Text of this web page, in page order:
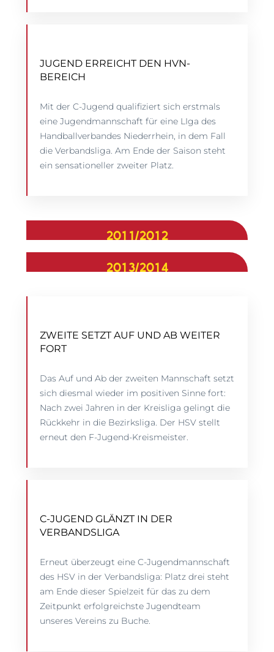
JUGEND ERREICHT DEN HVN-
BEREICH
Mit der C-Jugend qualifiziert sich erstmals
eine Jugendmannschaft für eine LIga des
Handballverbandes Niederrhein, in dem Fall
die Verbandsliga. Am Ende der Saison steht
ein sensationeller zweiter Platz.
2011/2012
2013/2014
ZWEITE SETZT AUF UND AB WEITER
FORT
Das Auf und Ab der zweiten Mannschaft setzt
sich diesmal wieder im positiven Sinne fort:
Nach zwei Jahren in der Kreisliga gelingt die
Rückkehr in die Bezirksliga. Der HSV stellt
erneut den F-Jugend-Kreismeister.
C-JUGEND GLÄNZT IN DER
VERBANDSLIGA
Erneut überzeugt eine C-Jugendmannschaft
des HSV in der Verbandsliga: Platz drei steht
am Ende dieser Spielzeit für das zu dem
Zeitpunkt erfolgreichste Jugendteam
unseres Vereins zu Buche.